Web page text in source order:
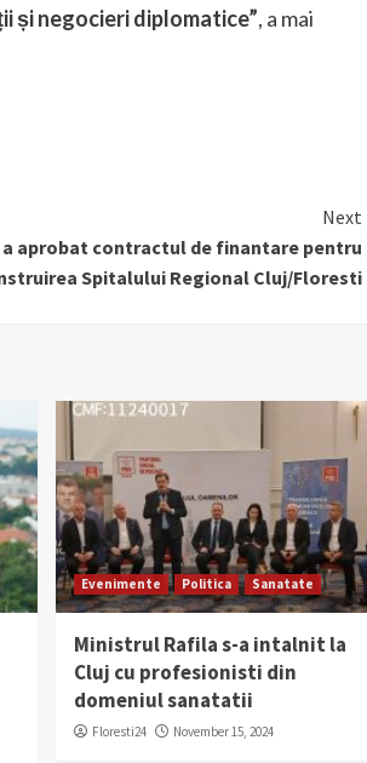
și negocieri diplomatice”, a mai
Next
a aprobat contractul de finantare pentru
Spitalului Regional Cluj/Floresti
Evenimente Politica Sanatate
Ministrul Rafila s-a intalnit la
Cluj cu profesionisti din
domeniul sanatatii
Floresti24 November 15, 2024